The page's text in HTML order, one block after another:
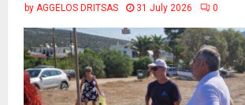
by AGGELOS DRITSAS 31 July 2026 0